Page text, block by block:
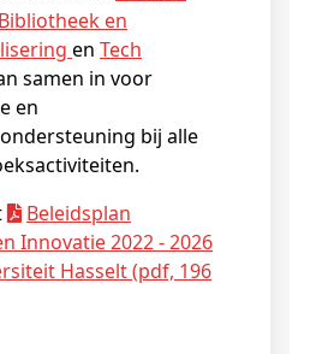
en
en Tech
samen in voor
en
bij alle
Beleidsplan
Innovatie 2022 - 2026
Hasselt (pdf, 196